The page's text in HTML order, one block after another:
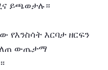
ይጫወታሉ።
የእንስሳት እርባታ ዘርፍን
ውጤታማ